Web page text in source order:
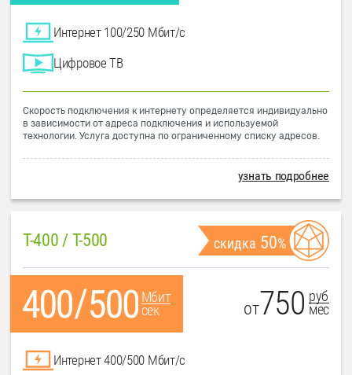
Интернет 100/250 Мбит/с
Цифровое ТВ
Скорость подключения к интернету определяется индивидуально
в зависимости от адреса подключения и используемой
технологии. Услуга доступна по ограниченному списку адресов.
узнать подробнее
T-400 / T-500 скидка 50%
Мбит
сек
от750 руб
мес
Интернет 400/500 Мбит/с